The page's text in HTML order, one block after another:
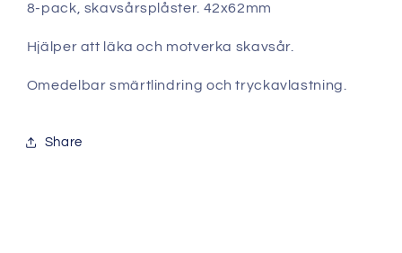
8-pack, skavsårsplåster. 42x62mm
Hjälper att läka och motverka skavsår.
Omedelbar smärtlindring och tryckavlastning.
Share